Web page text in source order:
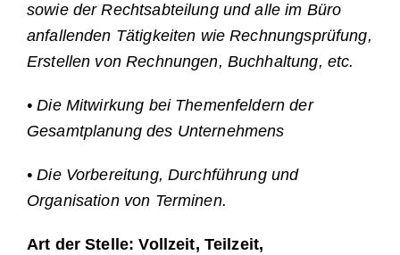
sowie der Rechtsabteilung und alle im Büro
anfallenden Tätigkeiten wie Rechnungsprüfung,
Erstellen von Rechnungen, Buchhaltung, etc.
• Die Mitwirkung bei Themenfeldern der
Gesamtplanung des Unternehmens
• Die Vorbereitung, Durchführung und
Organisation von Terminen.
Art der Stelle: Vollzeit, Teilzeit,